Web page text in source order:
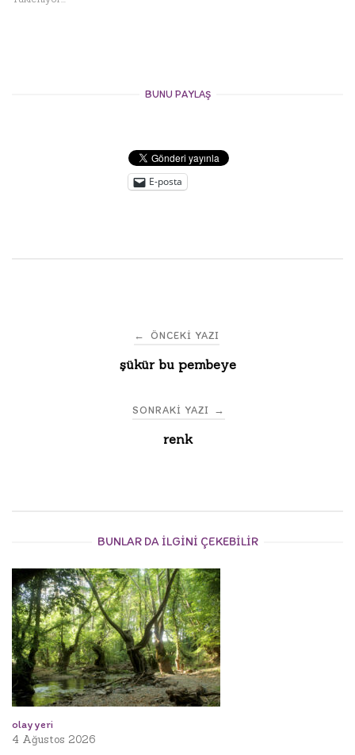
BUNU PAYLAŞ
E-posta
← ÖNCEKI YAZI
şükür bu pembeye
SONRAKI YAZI →
renk
BUNLAR DA ILGINI ÇEKEBILIR
olay yeri
4 Ağustos 2026